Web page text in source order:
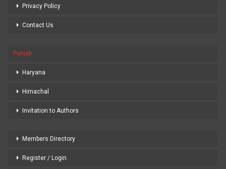
Privacy Policy
Contact Us
Punjab
Haryana
Himachal
Invitation to Authors
Members Directory
Register / Login